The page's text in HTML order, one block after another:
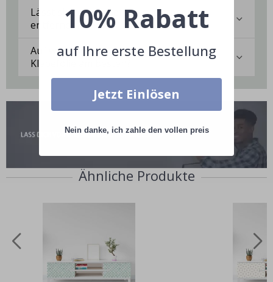
Lässt sich die Klebefolie rückstandslos
entfernen?
Auf welchen Oberflächen haftet die
Klebefolie am besten?
Ähnliche Produkte
10% Rabatt
auf Ihre erste Bestellung
Jetzt Einlösen
Nein danke, ich zahle den vollen preis